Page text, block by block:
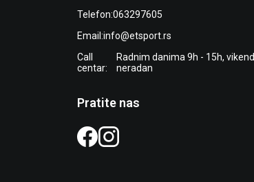
Telefon:063297605
Email:info@etsport.rs
Call
centar:
Radnim danima 9h - 15h, vikend
neradan
Pratite nas